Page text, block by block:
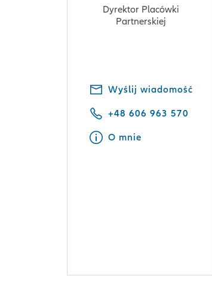
Dyrektor Placówki
Partnerskiej
Wyślij wiadomość
+48 606 963 570
O mnie